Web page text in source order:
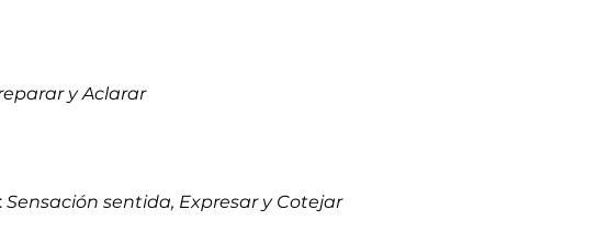
y Aclarar
Sensación sentida, Expresar y Cotejar